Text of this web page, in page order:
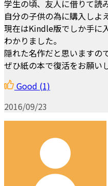
学生の頃、友人に借りて読
自分の子供の為に購入しよ
現在はKindle版でしか手に
わかりました。
隠れた名作だと思いますの
ぜひ紙の本で復活をお願い
Good (1)
2016/09/23